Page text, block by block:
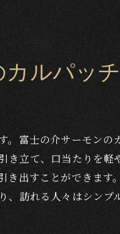
介サーモンの魅力
ン
合わせ
ルパッ
富士の介サーモンの
立て、口当たりを軽
出すことができま
訪れる人々はシンプ